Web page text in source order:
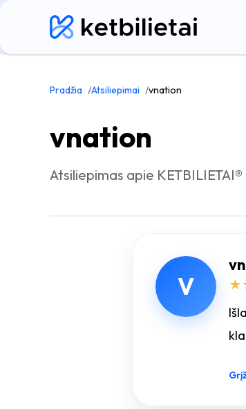
Pradžia Atsiliepimai vnation
vnation
Atsiliepimas apie KETBILIETAI®
V ★